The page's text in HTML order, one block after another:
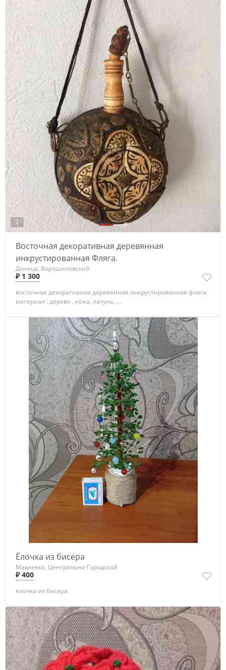
2
Восточная декоративная деревянная
инкрустированная Фляга.
Донецк, Ворошиловский
₽ 1 300
восточная декоративная деревянная инкрустированная фляга.
материал : дерево , кожа, латунь ,...
Ёлочка из бисера
Макеевка, Центрально-Городской
₽ 400
ёлочка из бисера